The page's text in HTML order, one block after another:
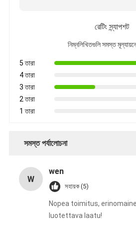
রেটিং স্ন্যাপশট
নিম্নলিখিতগুলি সমস্ত
5 তারা
4 তারা
3 তারা
2 তারা
1 তারা
সমস্ত পর্যালোচনা
W
wen
সহায়ক (5)
Nopea toimitus,
luotettava laatu!